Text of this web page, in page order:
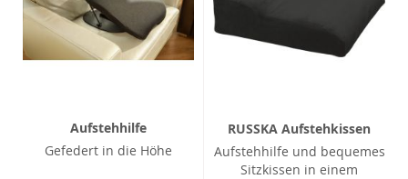
Aufstehhilfe
Gefedert in die Höhe
RUSSKA Aufstehkissen
Aufstehhilfe und bequemes
Sitzkissen in einem